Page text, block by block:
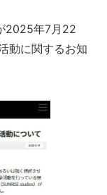
2025年7月22
動に関するお知